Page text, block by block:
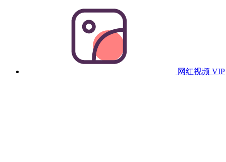
网红视频 VIP